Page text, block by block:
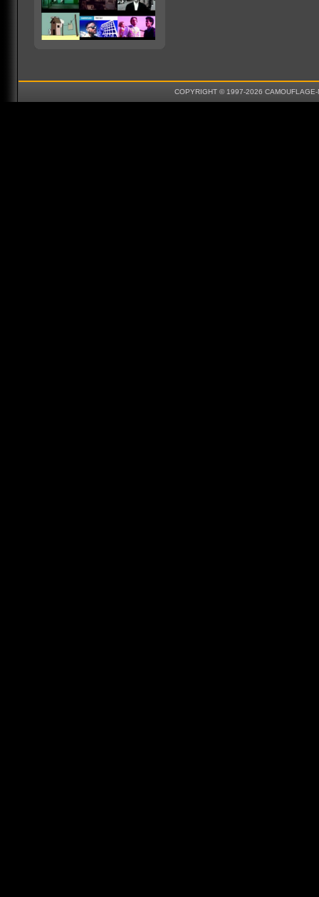
COPYRIGHT © 1997-2026 CAMOUFLAGE-